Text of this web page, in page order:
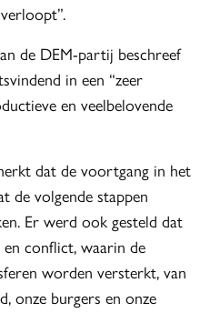
de DEM-partij beschreef
in een “zeer
en veelbelovende
dat de voortgang in het
de volgende stappen
Er werd ook gesteld dat
en conflict, waarin de
worden versterkt, van
onze burgers en onze